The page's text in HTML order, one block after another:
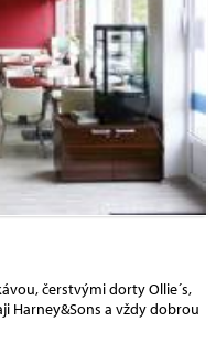
čerstvými dorty Ollie´s,
Harney&Sons a vždy dobrou